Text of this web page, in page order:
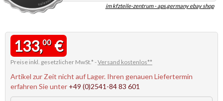
im kfzteile-zentrum - aps.germany ebay shop
133,00€
Preise inkl. gesetzlicher MwSt.* -Versand kostenlos**
Artikel zur Zeit nicht auf Lager. Ihren genauen Liefertermin
erfahren Sie unter +49 (0)2541-84 83 601